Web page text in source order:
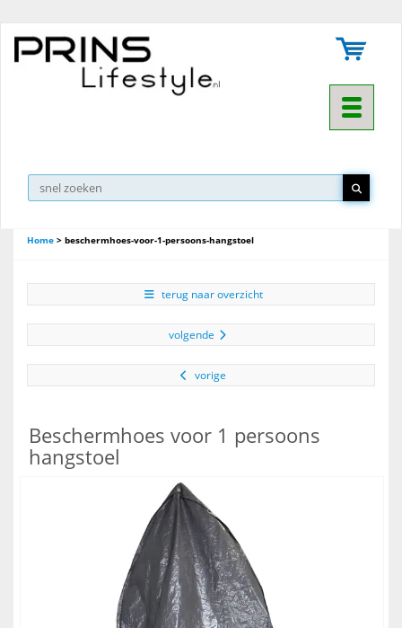
Toggle
Home > beschermhoes-voor-1-persoons-hangstoel
terug naar overzicht
volgende
vorige
Beschermhoes voor 1 persoons
hangstoel